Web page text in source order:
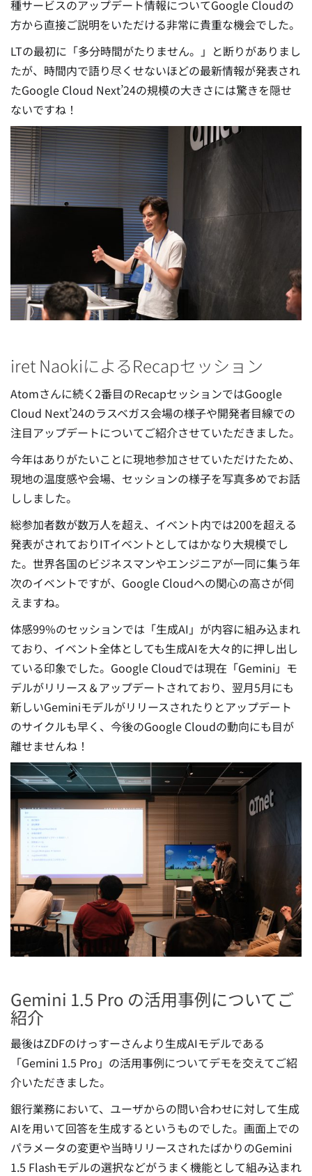
種サービスのアップデート情報についてGoogle Cloudの
方から直接ご説明をいただける非常に貴重な機会でした。
LTの最初に「多分時間がたりません。」と断りがありまし
たが、時間内で語り尽くせないほどの最新情報が発表され
たGoogle Cloud Next’24の規模の大きさには驚きを隠せ
ないですね！
iret NaokiによるRecapセッション
Atomさんに続く2番目のRecapセッションではGoogle
Cloud Next’24のラスベガス会場の様子や開発者目線での
注目アップデートについてご紹介させていただきました。
今年はありがたいことに現地参加させていただけたため、
現地の温度感や会場、セッションの様子を写真多めでお話
ししました。
総参加者数が数万人を超え、イベント内では200を超える
発表がされておりITイベントとしてはかなり大規模でし
た。世界各国のビジネスマンやエンジニアが一同に集う年
次のイベントですが、Google Cloudへの関心の高さが伺
えますね。
体感99%のセッションでは「生成AI」が内容に組み込まれ
ており、イベント全体としても生成AIを大々的に押し出し
ている印象でした。Google Cloudでは現在「Gemini」モ
デルがリリース＆アップデートされており、翌月5月にも
新しいGeminiモデルがリリースされたりとアップデート
のサイクルも早く、今後のGoogle Cloudの動向にも目が
離せませんね！
Gemini 1.5 Pro の活用事例についてご
紹介
最後はZDFのけっすーさんより生成AIモデルである
「Gemini 1.5 Pro」の活用事例についてデモを交えてご紹
介いただきました。
銀行業務において、ユーザからの問い合わせに対して生成
AIを用いて回答を生成するというものでした。画面上での
パラメータの変更や当時リリースされたばかりのGemini
1.5 Flashモデルの選択などがうまく機能として組み込まれ